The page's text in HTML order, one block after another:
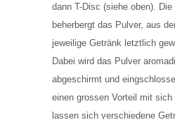
dann T-Disc (siehe oben). Die
beherbergt das Pulver, aus
jeweilige Getränk letztlich
Dabei wird das Pulver
abgeschirmt und
einen grossen Vorteil mit sich
lassen sich verschiedene